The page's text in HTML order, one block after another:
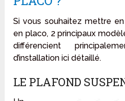
Si vous souhaitez mettre
en placo, 2 principaux
différencient
d’installation ici détaillé.
LE PLAFOND